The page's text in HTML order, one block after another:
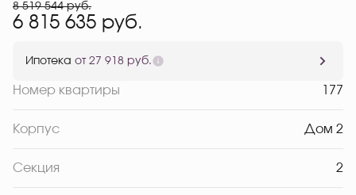
8 519 544 руб.
6 815 635 руб.
Ипотека от 27 918 руб.
Номер квартиры 177
Корпус Дом 2
Секция 2